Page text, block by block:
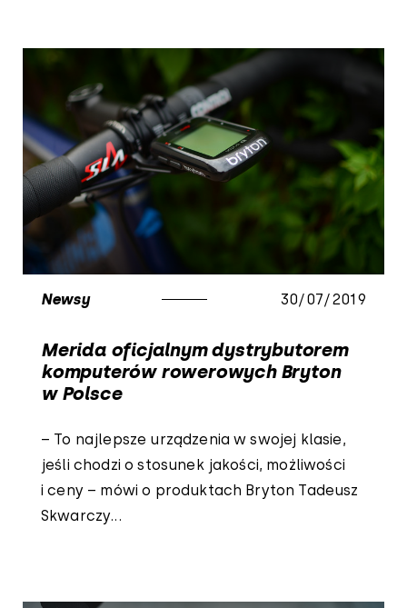
Newsy 30/07/2019
Merida oficjalnym dystrybutorem
komputerów rowerowych Bryton
w Polsce
– To najlepsze urządzenia w swojej klasie,
jeśli chodzi o stosunek jakości, możliwości
i ceny – mówi o produktach Bryton Tadeusz
Skwarczy...